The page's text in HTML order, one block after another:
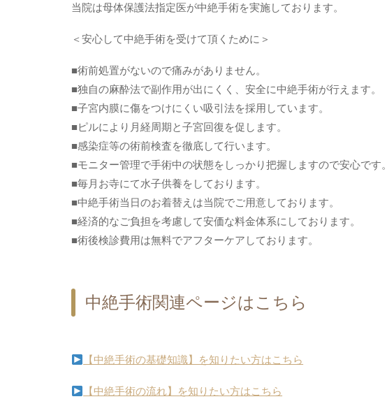
当院は母体保護法指定医が中絶手術を実施しております。
＜安心して中絶手術を受けて頂くために＞
■術前処置がないので痛みがありません。
■独自の麻酔法で副作用が出にくく、安全に中絶手術が行えます。
■子宮内膜に傷をつけにくい吸引法を採用しています。
■ピルにより月経周期と子宮回復を促します。
■感染症等の術前検査を徹底して行います。
■モニター管理で手術中の状態をしっかり把握しますので安心です。
■毎月お寺にて水子供養をしております。
■中絶手術当日のお着替えは当院でご用意しております。
■経済的なご負担を考慮して安価な料金体系にしております。
■術後検診費用は無料でアフターケアしております。
中絶手術関連ページはこちら
【中絶手術の基礎知識】を知りたい方はこちら
【中絶手術の流れ】を知りたい方はこちら